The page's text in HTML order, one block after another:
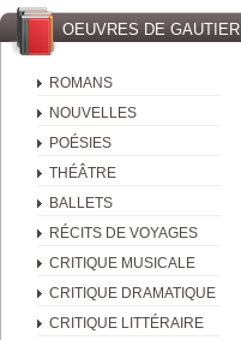
OEUVRES DE GAUTIER
ROMANS
NOUVELLES
POÉSIES
THÉÂTRE
BALLETS
RÉCITS DE VOYAGES
CRITIQUE MUSICALE
CRITIQUE DRAMATIQUE
CRITIQUE LITTÉRAIRE